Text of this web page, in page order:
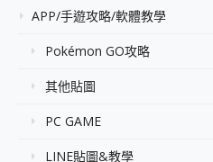
APP/手遊攻略/軟體教學
Pokémon GO攻略
其他貼圖
PC GAME
LINE貼圖&教學